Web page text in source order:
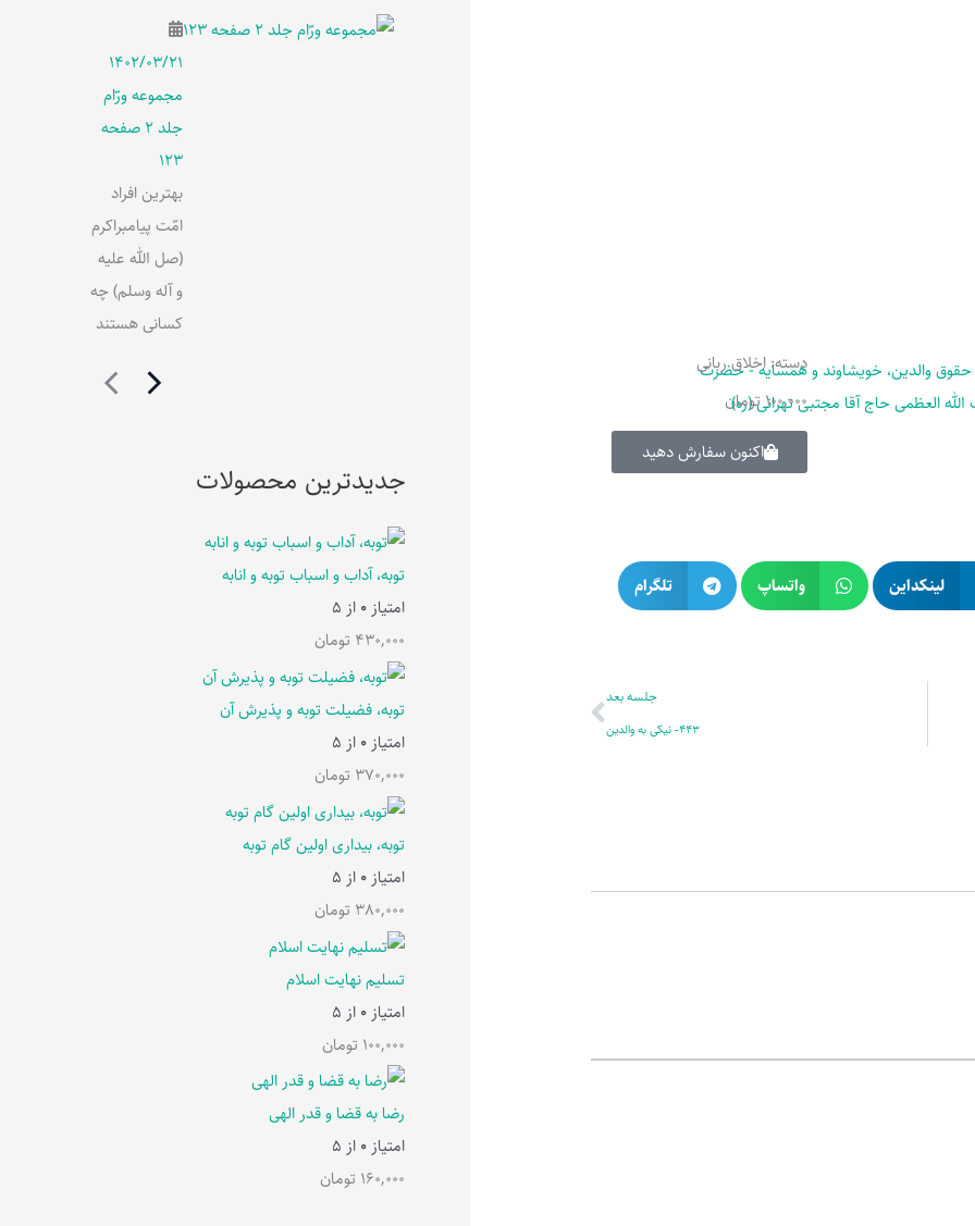
دسته:اخلاق ربانی
100,000 تومان
اکنون سفارش دهید
لینکداین واتساپ
تلگرام
جلسه بعد
443- نیکی به والدین
بعدی
۱۴۰۲/۰۳/۲۱
مجموعه ورّام
جلد 2 صفحه
123
بهترین افراد
امّت پیامبراکرم
(صل الله علیه
و آله وسلم) چه
کسانی هستند
جدیدترین محصولات
توبه، آداب و اسباب توبه و انابه
امتیاز 0 از 5
430,000 تومان
توبه، فضیلت توبه و پذیرش آن
امتیاز 0 از 5
370,000 تومان
توبه، بیداری اولین گام توبه
امتیاز 0 از 5
380,000 تومان
تسلیم نهایت اسلام
امتیاز 0 از 5
100,000 تومان
رضا به قضا و قدر الهی
امتیاز 0 از 5
160,000 تومان